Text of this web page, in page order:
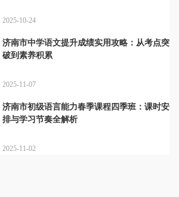
2025-10-24
济南市中学语文提升成绩实用攻略：从考点突
破到素养积累
2025-11-07
济南市初级语言能力春季课程四季班：课时安
排与学习节奏全解析
2025-11-02